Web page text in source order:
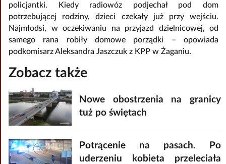
policjantki. Kiedy radiowóz podjechał pod dom
potrzebującej rodziny, dzieci czekały już przy wejściu.
Najmłodsi, w oczekiwaniu na przyjazd dzielnicowej, od
samego rana robiły domowe porządki – opowiada
podkomisarz Aleksandra Jaszczuk z KPP w Żaganiu.
Zobacz także
Nowe obostrzenia na granicy
tuż po świętach
Potrącenie na pasach. Po
uderzeniu kobieta przeleciała